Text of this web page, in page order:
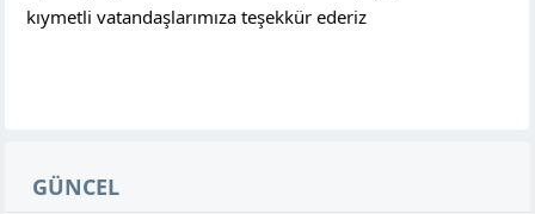
kıymetli vatandaşlarımıza teşekkür ederiz
GÜNCEL